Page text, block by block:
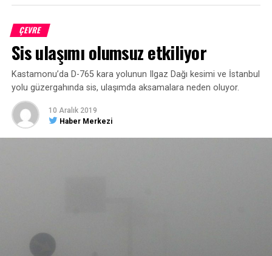
ÇEVRE
Sis ulaşımı olumsuz etkiliyor
Kastamonu’da D-765 kara yolunun Ilgaz Dağı kesimi ve İstanbul
yolu güzergahında sis, ulaşımda aksamalara neden oluyor.
10 Aralık 2019
Haber Merkezi